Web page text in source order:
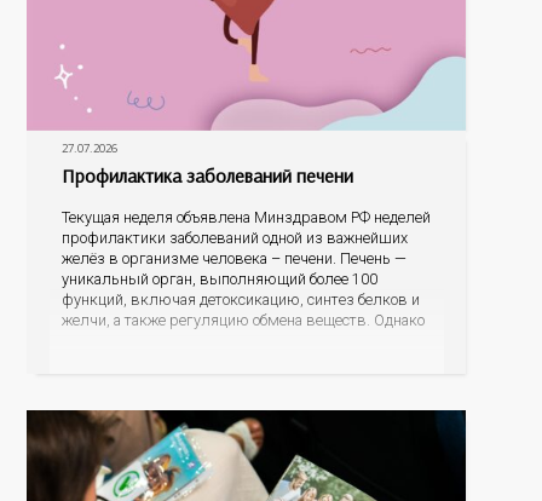
27.07.2026
Профилактика заболеваний печени
Текущая неделя объявлена Минздравом РФ неделей
профилактики заболеваний одной из важнейших
желёз в организме человека – печени. Печень —
уникальный орган, выполняющий более 100
функций, включая детоксикацию, синтез белков и
желчи, а также регуляцию обмена веществ. Однако